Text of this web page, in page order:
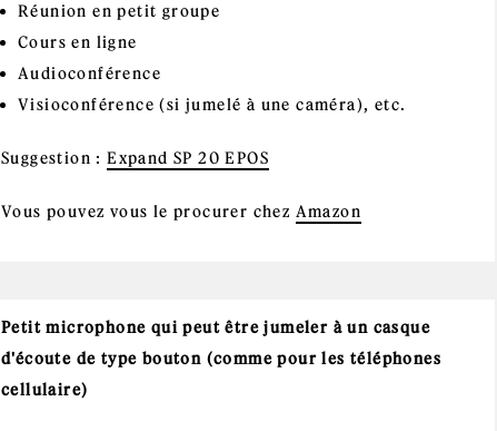
Réunion en petit groupe
Cours en ligne
Audioconférence
Visioconférence (si jumelé à une caméra), etc.
Suggestion :Expand SP 20 EPOS
Vous pouvez vous le procurer chez Amazon
Petit microphone qui peut être jumeler à un casque
d'écoute de type bouton (comme pour les téléphones
cellulaire)